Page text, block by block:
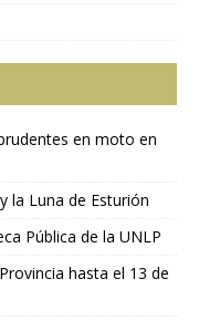
en moto en
la Luna de Esturión
Pública de la UNLP
hasta el 13 de